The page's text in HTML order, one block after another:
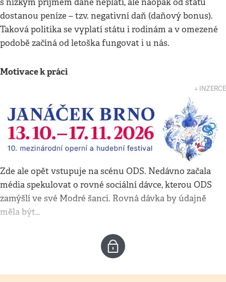
s nízkým příjmem daně neplatí, ale naopak od státu
dostanou peníze – tzv. negativní daň (daňový bonus).
Taková politika se vyplatí státu i rodinám a v omezené
podobě začíná od letoška fungovat i u nás.
Motivace k práci
↓ INZERCE
Zde ale opět vstupuje na scénu ODS. Nedávno začala
média spekulovat o rovné sociální dávce, kterou ODS
zamýšlí ve své Modré šanci. Rovná dávka by údajně
měla být…